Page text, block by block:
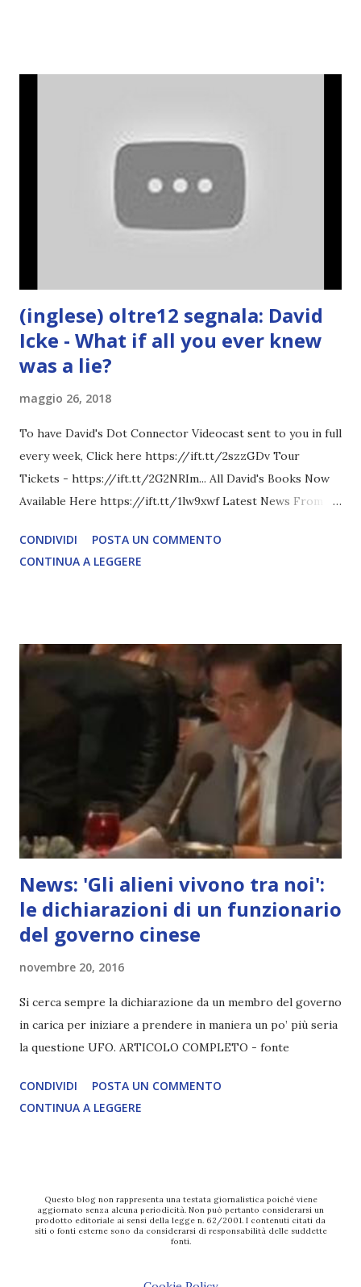
(inglese) oltre12 segnala: David
Icke - What if all you ever knew
was a lie?
maggio 26, 2018
To have David's Dot Connector Videocast sent to you in full
every week, Click here https://ift.tt/2szzGDv Tour
Tickets - https://ift.tt/2G2NRIm... All David's Books Now
Available Here https://ift.tt/1lw9xwf Latest News From
COMPLETO - fonte
CONDIVIDI
POSTA UN COMMENTO
CONTINUA A LEGGERE
News: 'Gli alieni vivono tra noi':
le dichiarazioni di un funzionario
del governo cinese
novembre 20, 2016
Si cerca sempre la dichiarazione da un membro del governo
in carica per iniziare a prendere in maniera un po’ più seria
la questione UFO. ARTICOLO COMPLETO - fonte
CONDIVIDI
POSTA UN COMMENTO
CONTINUA A LEGGERE
Questo blog non rappresenta una testata giornalistica poiché viene
aggiornato senza alcuna periodicità. Non può pertanto considerarsi un
prodotto editoriale ai sensi della legge n. 62/2001. I contenuti citati da
siti o fonti esterne sono da considerarsi di responsabilità delle suddette
fonti.